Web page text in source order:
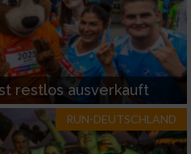
restlos ausverkauft
RUN-DEUTSCHLAND